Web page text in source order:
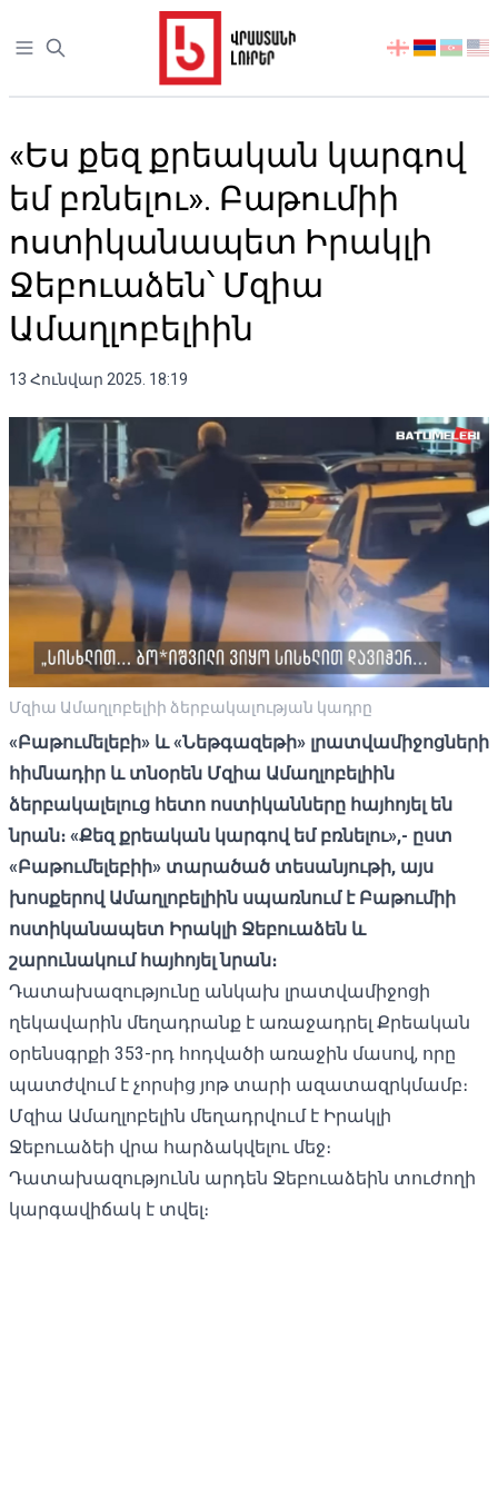
Open sidebar
აირჩიეთ
«Ես քեզ քրեական կարգով
եմ բռնելու». Բաթումիի
ոստիկանապետ Իրակլի
Ջեբուաձեն՝ Մզիա
Ամաղլոբելիին
13 Հունվար 2025. 18:19
Մզիա Ամաղլոբելիի ձերբակալության կադրը
«Բաթումելեբի» և «Նեթգազեթի» լրատվամիջոցների
հիմնադիր և տնօրեն Մզիա Ամաղլոբելիին
ձերբակալելուց հետո ոստիկանները հայհոյել են
նրան։ «Քեզ քրեական կարգով եմ բռնելու»,- ըստ
«Բաթումելեբիի» տարածած տեսանյութի, այս
խոսքերով Ամաղլոբելիին սպառնում է Բաթումիի
ոստիկանապետ Իրակլի Ջեբուաձեն և
շարունակում հայհոյել նրան։
Դատախազությունը անկախ լրատվամիջոցի
ղեկավարին մեղադրանք է առաջադրել Քրեական
օրենսգրքի 353-րդ հոդվածի առաջին մասով, որը
պատժվում է չորսից յոթ տարի ազատազրկմամբ։
Մզիա Ամաղլոբելին մեղադրվում է Իրակլի
Ջեբուաձեի վրա հարձակվելու մեջ։
Դատախազությունն արդեն Ջեբուաձեին տուժողի
կարգավիճակ է տվել։